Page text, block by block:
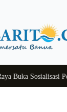
Sosialisasi